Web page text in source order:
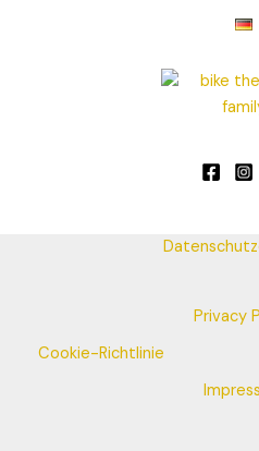
Privacy
Cookie-Richtlinie